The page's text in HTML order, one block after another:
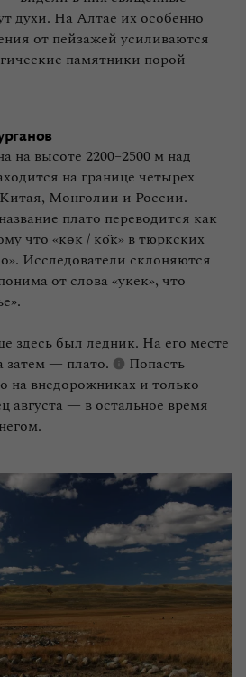
духи. На Алтае их особенно
от пейзажей усиливаются
памятники порой
на высоте 2200–2500 м над
на границе четырех
Монголии и России.
плато переводится как
что «көк / кӧк» в тюркских
Исследователи склоняются
от слова «укек», что
здесь был ледник. На его месте
затем — плато.
Попасть
на внедорожниках и только
августа — в остальное время